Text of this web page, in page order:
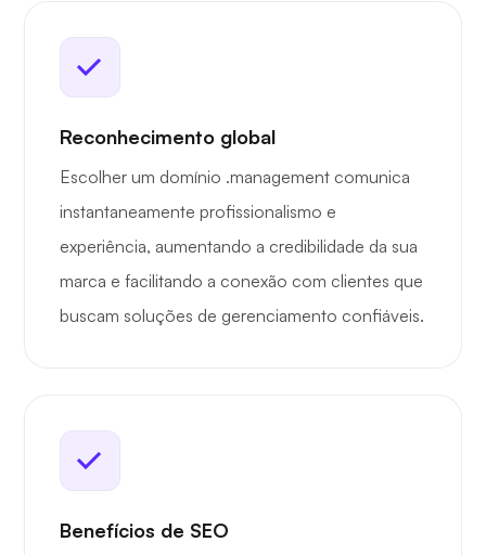
Reconhecimento global
Escolher um domínio .management comunica
instantaneamente profissionalismo e
experiência, aumentando a credibilidade da sua
marca e facilitando a conexão com clientes que
buscam soluções de gerenciamento confiáveis.
Benefícios de SEO